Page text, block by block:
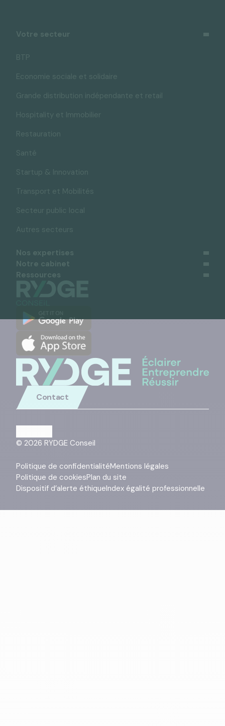
Votre secteur
BTP
Economie sociale et solidaire
Grande distribution indépendante et retail
Hospitality et Immobilier
Restauration
Santé
Startup & Innovation
Transport et Mobilités
Secteur public local
Autres secteurs
Nos expertises
Notre cabinet
Ressources
Contact
© 2026 RYDGE Conseil
Politique de confidentialitéMentions légales
Politique de cookiesPlan du site
Dispositif d’alerte éthiqueIndex égalité professionnelle